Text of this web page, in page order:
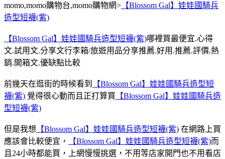
momo,momo購物台,momo購物網> 【Blossom Gal】娃娃國騎兵
造型短襪(紫)
【Blossom Gal】娃娃國騎兵造型短襪(紫)哪裡買最便宜.心得
文.試用文.分享文行李箱/旅遊用品分享推薦.好用.推薦.評價.熱
銷.開箱文.優缺點比較
前幾天在逛街的時候看到
【Blossom Gal】娃娃國騎兵造型短
襪(紫) 覺得很心動而且正打算買 【Blossom Gal】娃娃國騎兵造
型短襪(紫)
但是我想 【Blossom Gal】娃娃國騎兵造型短襪(紫) 在網路上買
應該會比較便宜，
【Blossom Gal】娃娃國騎兵造型短襪(紫)而
且24小時都能買，上網慢慢挑選，不用等店家開門也不用看店